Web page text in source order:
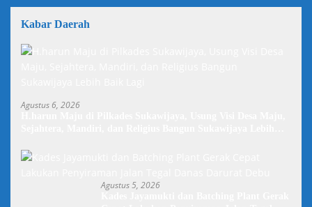
Kabar Daerah
Agustus 6, 2026
Agustus 5, 2026